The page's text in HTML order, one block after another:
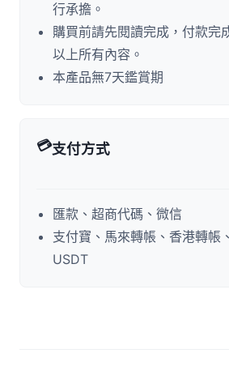
行承擔。
購買前請先閱讀完成，付款完
以上所有內容。
本產品無7天鑑賞期
💳支付方式
匯款、超商代碼、微信
支付寶、馬來轉帳、香港轉帳
USDT